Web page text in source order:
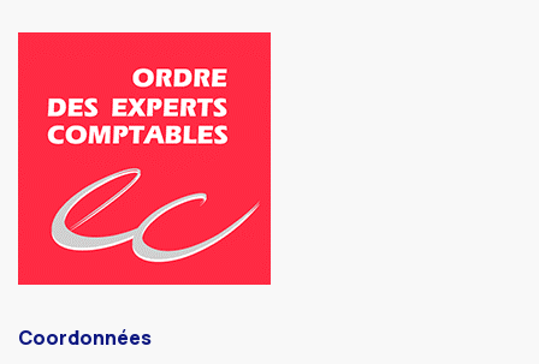
Coordonnées